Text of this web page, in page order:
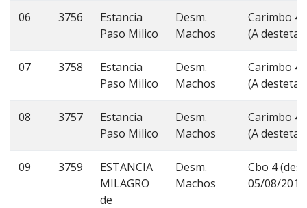
06 3756
Estancia
Paso Milico
Desm.
Machos
Carimbo 4
(A destetar)
07 3758
Estancia
Paso Milico
Desm.
Machos
Carimbo 4
(A destetar)
08 3757
Estancia
Paso Milico
Desm.
Machos
Carimbo 4
(A destetar)
09 3759
ESTANCIA
MILAGRO
de
Desm.
Machos
Cbo 4 (dest.
05/08/